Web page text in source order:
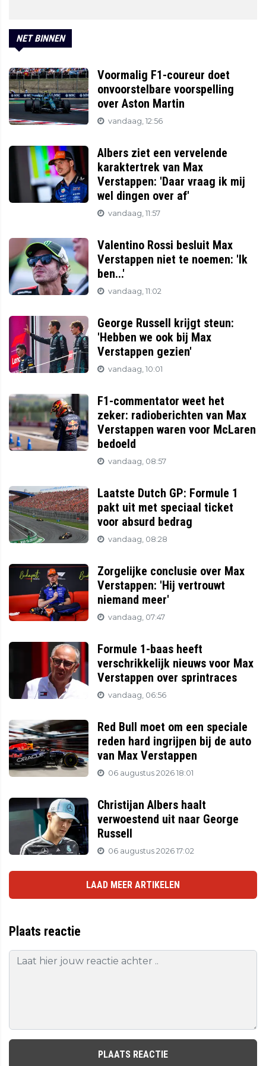
NET BINNEN
Voormalig F1-coureur doet
onvoorstelbare voorspelling
over Aston Martin
vandaag, 12:56
Albers ziet een vervelende
karaktertrek van Max
Verstappen: 'Daar vraag ik mij
wel dingen over af'
vandaag, 11:57
Valentino Rossi besluit Max
Verstappen niet te noemen: 'Ik
ben...'
vandaag, 11:02
George Russell krijgt steun:
'Hebben we ook bij Max
Verstappen gezien'
vandaag, 10:01
F1-commentator weet het
zeker: radioberichten van Max
Verstappen waren voor McLaren
bedoeld
vandaag, 08:57
Laatste Dutch GP: Formule 1
pakt uit met speciaal ticket
voor absurd bedrag
vandaag, 08:28
Zorgelijke conclusie over Max
Verstappen: 'Hij vertrouwt
niemand meer'
vandaag, 07:47
Formule 1-baas heeft
verschrikkelijk nieuws voor Max
Verstappen over sprintraces
vandaag, 06:56
Red Bull moet om een speciale
reden hard ingrijpen bij de auto
van Max Verstappen
06 augustus 2026 18:01
Christijan Albers haalt
verwoestend uit naar George
Russell
06 augustus 2026 17:02
LAAD MEER ARTIKELEN
Plaats reactie
PLAATS REACTIE